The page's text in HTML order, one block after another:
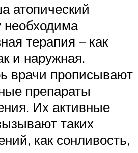
атопический
необходима
терапия – как
и наружная.
врачи прописывают
препараты
Их активные
таких
как сонливость,